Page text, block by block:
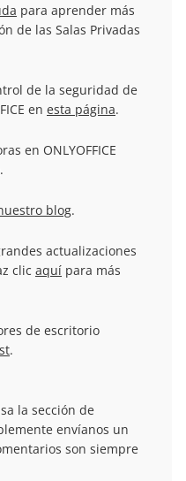
para aprender más
de las Salas Privadas
de la seguridad de
en esta página.
en ONLYOFFICE
.
blog.
actualizaciones
clic aquí para más
de escritorio
.
la sección de
envíanos un
son siempre